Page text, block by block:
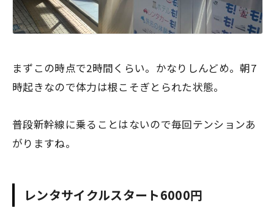
まずこの時点で2時間くらい。かなりしんどめ。朝7
時起きなので体力は根こそぎとられた状態。
普段新幹線に乗ることはないので毎回テンションあ
がりますね。
レンタサイクルスタート6000円